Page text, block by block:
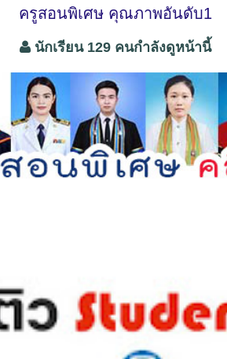
ครูสอนพิเศษ คุณภาพอันดับ1
นักเรียน 129 คนกำลังดูหน้านี้